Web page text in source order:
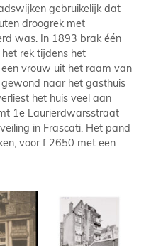
gebruikelijk dat
droogrek met
was. In 1893 brak één
rek tijdens het
vrouw uit het raam van
naar het gasthuis
het huis veel aan
1e Laurierdwarsstraat
in Frascati. Het pand
voor f 2650 met een